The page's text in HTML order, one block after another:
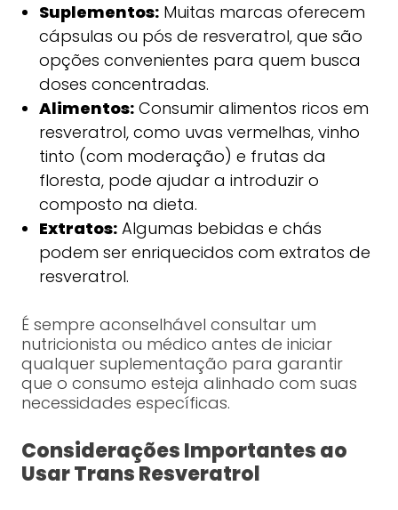
Suplementos:Muitas marcas oferecem
cápsulas ou pós de resveratrol, que são
opções convenientes para quem busca
doses concentradas.
Alimentos:Consumir alimentos ricos em
resveratrol, como uvas vermelhas, vinho
tinto (com moderação) e frutas da
floresta, pode ajudar a introduzir o
composto na dieta.
Extratos:Algumas bebidas e chás
podem ser enriquecidos com extratos de
resveratrol.
É sempre aconselhável consultar um
nutricionista ou médico antes de iniciar
qualquer suplementação para garantir
que o consumo esteja alinhado com suas
necessidades específicas.
Considerações Importantes ao
Usar Trans Resveratrol